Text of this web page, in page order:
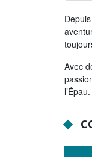
Avec
l’Épau.